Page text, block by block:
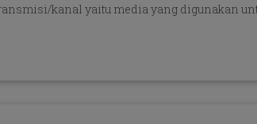
kanal yaitu media yang digunakan